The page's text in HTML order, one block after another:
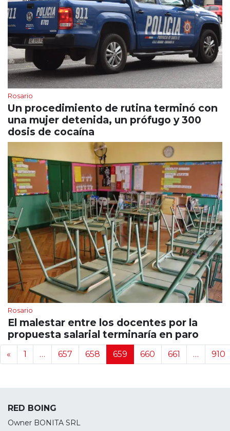
Rosario
Un procedimiento de rutina terminó con
una mujer detenida, un prófugo y 300
dosis de cocaína
Rosario
El malestar entre los docentes por la
propuesta salarial terminaría en paro
Navegación de noticias
« 1 … 657 658 659 660 661 … 910
RED BOING
Owner BONITA SRL